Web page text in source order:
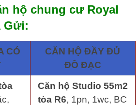
hộ chung cư Royal
Gửi:
CÓ
CĂN HỘ ĐẦY ĐỦ
ĐỒ ĐẠC
Căn hộ Studio 55m2
tòa R6, 1pn, 1wc, BC